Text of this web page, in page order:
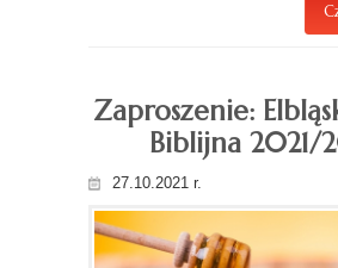
Zaproszenie:
Biblijna 2021/
27.10.2021 r.